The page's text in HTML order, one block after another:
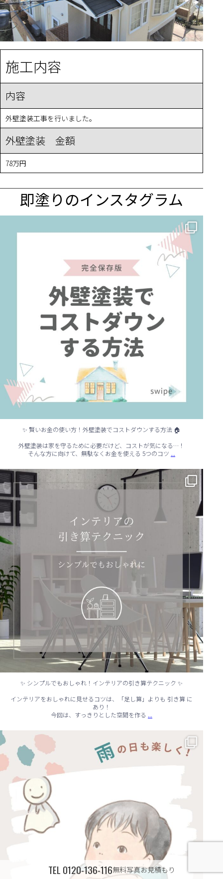
施工内容
内容
外壁塗装工事を行いました。
外壁塗装 金額
78万円
即塗りのインスタグラム
✨ 賢いお金の使い方！外壁塗装でコストダウンする方法 🏠
✨ 賢いお金の使い方！外壁塗装でコストダウンする方法 🏠
外壁塗装は家を守るために必要だけど、コストが気になる…！
そんな方に向けて、無駄なくお金を使える 5つのコツ ...
✨ シンプルでもおしゃれ！インテリアの引き算テクニック ✨
...
✨ シンプルでもおしゃれ！インテリアの引き算テクニック ✨
インテリアをおしゃれに見せるコツは、「足し算」よりも 引き算 に
あり！
今回は、すっきりとした空間を作る ...
☔ 雨の日でも快適に！室内でできる遊びアイデア 🌈
...
TEL 0120-136-116無料写真お見積もり